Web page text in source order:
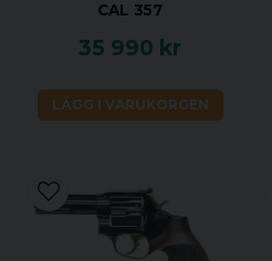
CAL 357
35 990 kr
LÄGG I VARUKORGEN